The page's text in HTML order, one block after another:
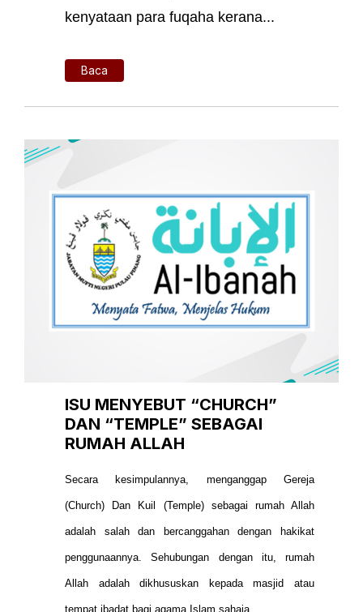
kenyataan para fuqaha kerana...
Baca
ISU MENYEBUT “CHURCH”
DAN “TEMPLE” SEBAGAI
RUMAH ALLAH
Secara kesimpulannya, menganggap Gereja
(Church) Dan Kuil (Temple) sebagai rumah Allah
adalah salah dan bercanggahan dengan hakikat
penggunaannya. Sehubungan dengan itu, rumah
Allah adalah dikhususkan kepada masjid atau
tempat ibadat bagi agama Islam sahaja.